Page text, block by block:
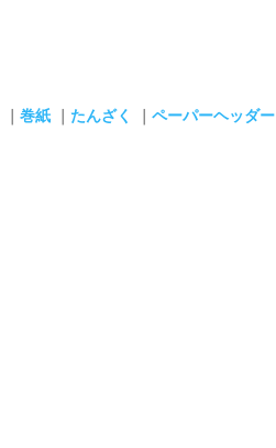
巻紙 たんざく ペーパーヘッダー